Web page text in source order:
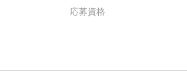
応募資格